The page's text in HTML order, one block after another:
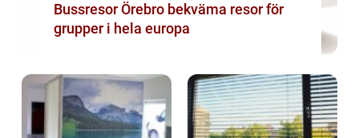
Bussresor Örebro bekväma resor för
grupper i hela europa